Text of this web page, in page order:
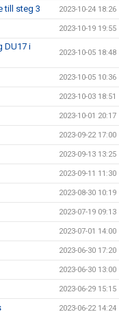
till steg 3 2023-10-24 18:26
2023-10-19 19:55
DU17 i
2023-10-05 18:48
2023-10-05 10:36
2023-10-03 18:51
2023-10-01 20:17
2023-09-22 17:00
2023-09-13 13:25
2023-09-11 11:30
2023-08-30 10:19
2023-07-19 09:13
2023-07-01 14:00
2023-06-30 17:20
2023-06-30 13:00
2023-06-29 15:15
2023-06-22 14:24